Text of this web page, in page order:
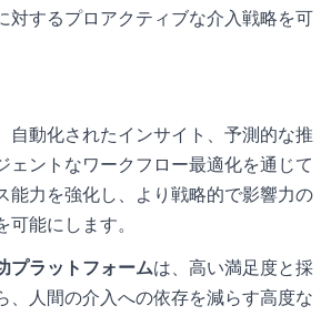
対するプロアクティブな介入戦略を可
自動化されたインサイト、予測的な推
ェントなワークフロー最適化を通じて
能力を強化し、より戦略的で影響力の
能にします。
プラットフォームは、高い満足度と採
、人間の介入への依存を減らす高度な